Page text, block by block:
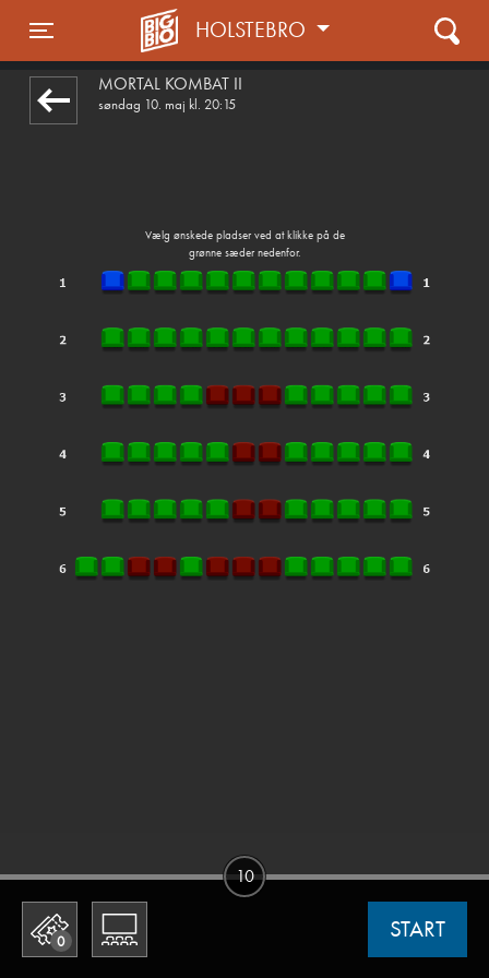
Toggle navigation
HOLSTEBRO
MORTAL KOMBAT II
søndag 10. maj kl. 20:15
Vælg ønskede pladser ved at klikke på de
grønne sæder nedenfor.
0 START
10
front05-temp 090721